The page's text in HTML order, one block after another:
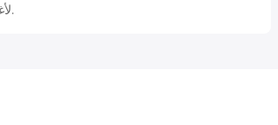
لأغراض التقريب فقط.